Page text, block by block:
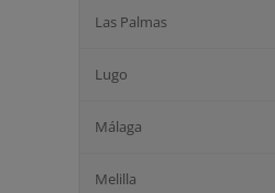
Las Palmas
Lugo
Málaga
Melilla